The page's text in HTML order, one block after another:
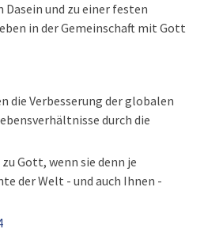
und zu einer festen
in der Gemeinschaft mit Gott
die Verbesserung der globalen
durch die
Gott, wenn sie denn je
der Welt - und auch Ihnen -